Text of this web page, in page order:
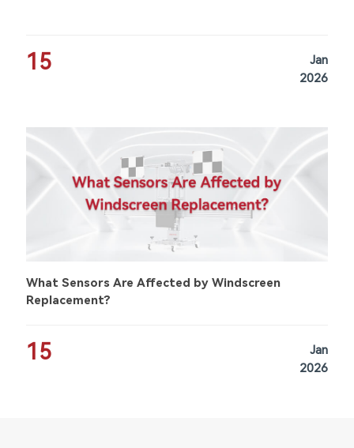
15
Jan
2026
What Sensors Are Affected by Windscreen
Replacement?
15
Jan
2026